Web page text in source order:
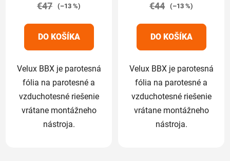
5,0
5
hviezdičiek.
€47 (–13 %)
DO KOŠÍKA
Velux BBX je parotesná
fólia na parotesné a
vzduchotesné riešenie
vrátane montážneho
nástroja.
5,0
5
hviezdičiek.
€44 (–13 %)
DO KOŠÍKA
Velux BBX je parotesná
fólia na parotesné a
vzduchotesné riešenie
vrátane montážneho
nástroja.